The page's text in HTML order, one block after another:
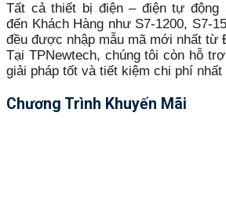
Tất cả thiết bị điện – điện tự động
đến Khách Hàng như S7-1200, S7-
đều được nhập mẫu mã mới nhất từ
Tại TPNewtech, chúng tôi còn hỗ
giải pháp tốt và tiết kiệm chi phí nhất
Chương Trình Khuyến Mãi